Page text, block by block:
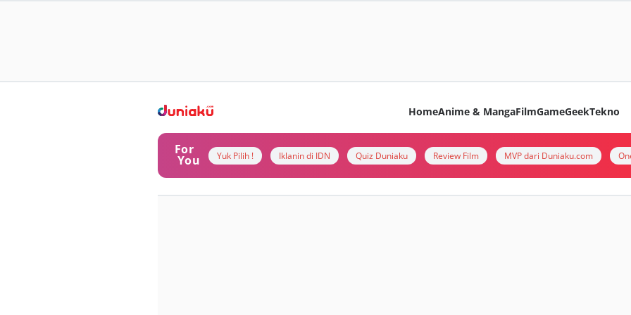
HomeAnime & MangaFilmGameGeekTekno
For
You Yuk Pilih ! Iklanin di IDN Quiz Duniaku Review Film MVP dari Duniaku.com